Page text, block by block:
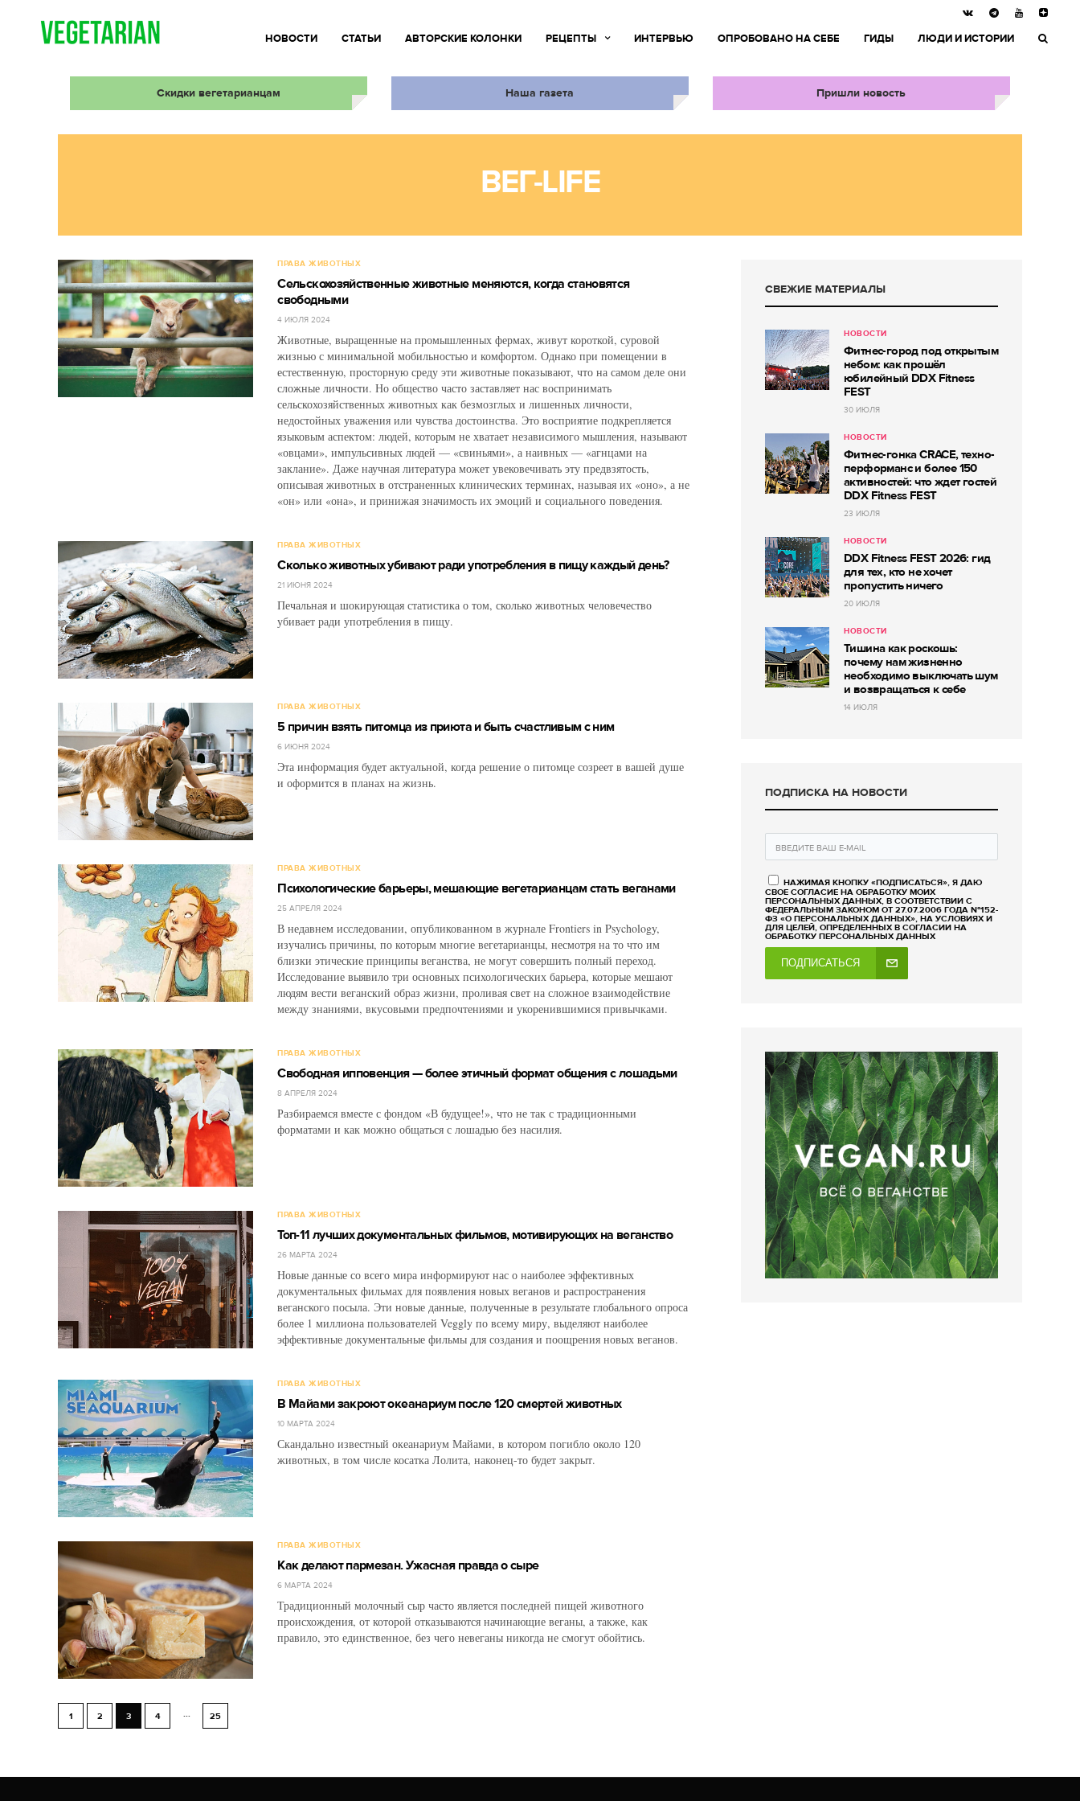
НОВОСТИ СТАТЬИ АВТОРСКИЕ КОЛОНКИ РЕЦЕПТЫ ИНТЕРВЬЮ ОПРОБОВАНО НА СЕБЕ ГИДЫ ЛЮДИ И ИСТОРИИ
Скидки вегетарианцам Наша газета Пришли новость
ВЕГ-LIFE
ПРАВА ЖИВОТНЫХ
Сельскохозяйственные животные меняются, когда становятся
свободными
4 ИЮЛЯ 2024
Животные, выращенные на промышленных фермах, живут короткой, суровой
жизнью с минимальной мобильностью и комфортом. Однако при помещении в
естественную, просторную среду эти животные показывают, что на самом деле они
сложные личности. Но общество часто заставляет нас воспринимать
сельскохозяйственных животных как безмозглых и лишенных личности,
недостойных уважения или чувства достоинства. Это восприятие подкрепляется
языковым аспектом: людей, которым не хватает независимого мышления, называют
«овцами», импульсивных людей — «свиньями», а наивных — «агнцами на
заклание». Даже научная литература может увековечивать эту предвзятость,
описывая животных в отстраненных клинических терминах, называя их «оно», а не
«он» или «она», и принижая значимость их эмоций и социального поведения.
ПРАВА ЖИВОТНЫХ
Сколько животных убивают ради употребления в пищу каждый день?
21 ИЮНЯ 2024
Печальная и шокирующая статистика о том, сколько животных человечество
убивает ради употребления в пищу.
ПРАВА ЖИВОТНЫХ
5 причин взять питомца из приюта и быть счастливым с ним
6 ИЮНЯ 2024
Эта информация будет актуальной, когда решение о питомце созреет в вашей душе
и оформится в планах на жизнь.
ПРАВА ЖИВОТНЫХ
Психологические барьеры, мешающие вегетарианцам стать веганами
25 АПРЕЛЯ 2024
В недавнем исследовании, опубликованном в журнале Frontiers in Psychology,
изучались причины, по которым многие вегетарианцы, несмотря на то что им
близки этические принципы веганства, не могут совершить полный переход.
Исследование выявило три основных психологических барьера, которые мешают
людям вести веганский образ жизни, проливая свет на сложное взаимодействие
между знаниями, вкусовыми предпочтениями и укоренившимися привычками.
ПРАВА ЖИВОТНЫХ
Свободная ипповенция — более этичный формат общения с лошадьми
8 АПРЕЛЯ 2024
Разбираемся вместе с фондом «В будущее!», что не так с традиционными
форматами и как можно общаться с лошадью без насилия.
ПРАВА ЖИВОТНЫХ
Топ-11 лучших документальных фильмов, мотивирующих на веганство
26 МАРТА 2024
Новые данные со всего мира информируют нас о наиболее эффективных
документальных фильмах для появления новых веганов и распространения
веганского посыла. Эти новые данные, полученные в результате глобального опроса
более 1 миллиона пользователей Veggly по всему миру, выделяют наиболее
эффективные документальные фильмы для создания и поощрения новых веганов.
ПРАВА ЖИВОТНЫХ
В Майами закроют океанариум после 120 смертей животных
10 МАРТА 2024
Скандально известный океанариум Майами, в котором погибло около 120
животных, в том числе косатка Лолита, наконец-то будет закрыт.
ПРАВА ЖИВОТНЫХ
Как делают пармезан. Ужасная правда о сыре
6 МАРТА 2024
Традиционный молочный сыр часто является последней пищей животного
происхождения, от которой отказываются начинающие веганы, а также, как
правило, это единственное, без чего невеганы никогда не смогут обойтись.
1 2 3 4 ... 25
СВЕЖИЕ МАТЕРИАЛЫ
НОВОСТИ
Фитнес-город под открытым
небом: как прошёл
юбилейный DDX Fitness
FEST
30 ИЮЛЯ
НОВОСТИ
Фитнес-гонка CRACE, техно-
перформанс и более 150
активностей: что ждет гостей
DDX Fitness FEST
23 ИЮЛЯ
НОВОСТИ
DDX Fitness FEST 2026: гид
для тех, кто не хочет
пропустить ничего
20 ИЮЛЯ
НОВОСТИ
Тишина как роскошь:
почему нам жизненно
необходимо выключать шум
и возвращаться к себе
14 ИЮЛЯ
ПОДПИСКА НА НОВОСТИ
НАЖИМАЯ КНОПКУ «ПОДПИСАТЬСЯ», Я ДАЮ
СВОЕ СОГЛАСИЕ НА ОБРАБОТКУ МОИХ
ПЕРСОНАЛЬНЫХ ДАННЫХ, В СООТВЕТСТВИИ С
ФЕДЕРАЛЬНЫМ ЗАКОНОМ ОТ 27.07.2006 ГОДА №152-
ФЗ «О ПЕРСОНАЛЬНЫХ ДАННЫХ», НА УСЛОВИЯХ И
ДЛЯ ЦЕЛЕЙ, ОПРЕДЕЛЕННЫХ В СОГЛАСИИ НА
ОБРАБОТКУ ПЕРСОНАЛЬНЫХ ДАННЫХ
ПОДПИСАТЬСЯ